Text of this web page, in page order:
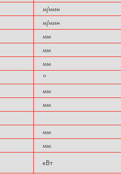
м/мин
м/мин
мм
мм
мм
°
мм
мм
мм
мм
кВт